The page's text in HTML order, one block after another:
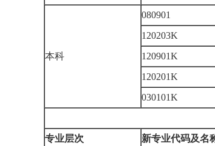
本科
080901
120203K
120901K
120201K
030101K
专业层次
新专业代码及名